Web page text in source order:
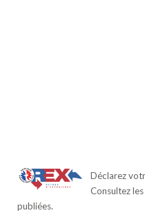
Déclarez
Consultez
publiées.